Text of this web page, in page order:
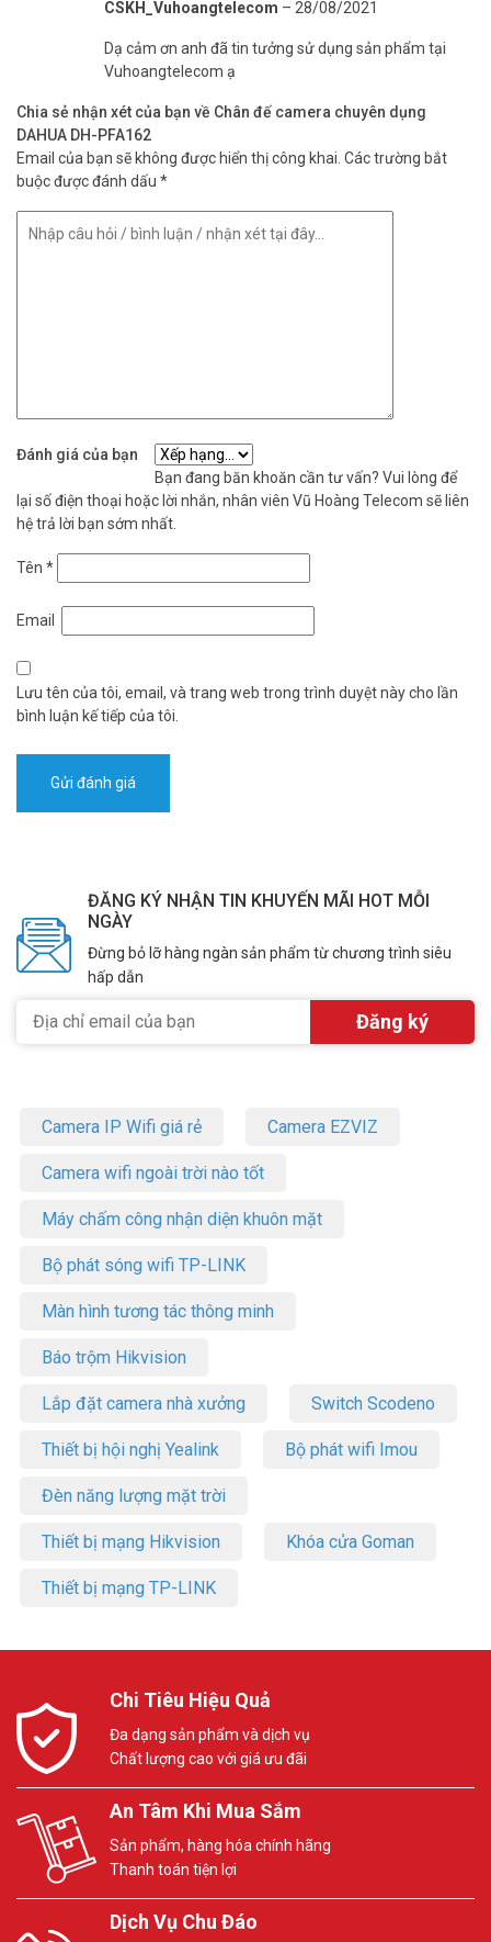
CSKH_Vuhoangtelecom – 28/08/2021
Dạ cảm ơn anh đã tin tưởng sử dụng sản phẩm tại
Vuhoangtelecom ạ
Chia sẻ nhận xét của bạn về Chân đế camera chuyên dụng
DAHUA DH-PFA162
Email của bạn sẽ không được hiển thị công khai. Các trường bắt
buộc được đánh dấu *
Đánh giá của bạn
Bạn đang băn khoăn cần tư vấn? Vui lòng để
lại số điện thoại hoặc lời nhắn, nhân viên Vũ Hoàng Telecom sẽ liên
hệ trả lời bạn sớm nhất.
Tên *
Email
Lưu tên của tôi, email, và trang web trong trình duyệt này cho lần
bình luận kế tiếp của tôi.
ĐĂNG KÝ NHẬN TIN KHUYẾN MÃI HOT MỖI
NGÀY
Đừng bỏ lỡ hàng ngàn sản phẩm từ chương trình siêu
hấp dẫn
Camera IP Wifi giá rẻ Camera EZVIZ
Camera wifi ngoài trời nào tốt
Máy chấm công nhận diện khuôn mặt
Bộ phát sóng wifi TP-LINK
Màn hình tương tác thông minh
Báo trộm Hikvision
Lắp đặt camera nhà xưởng Switch Scodeno
Thiết bị hội nghị Yealink Bộ phát wifi Imou
Đèn năng lượng mặt trời
Thiết bị mạng Hikvision Khóa cửa Goman
Thiết bị mạng TP-LINK
Chi Tiêu Hiệu Quả
Đa dạng sản phẩm và dịch vụ
Chất lượng cao với giá ưu đãi
An Tâm Khi Mua Sắm
Sản phẩm, hàng hóa chính hãng
Thanh toán tiện lợi
Dịch Vụ Chu Đáo